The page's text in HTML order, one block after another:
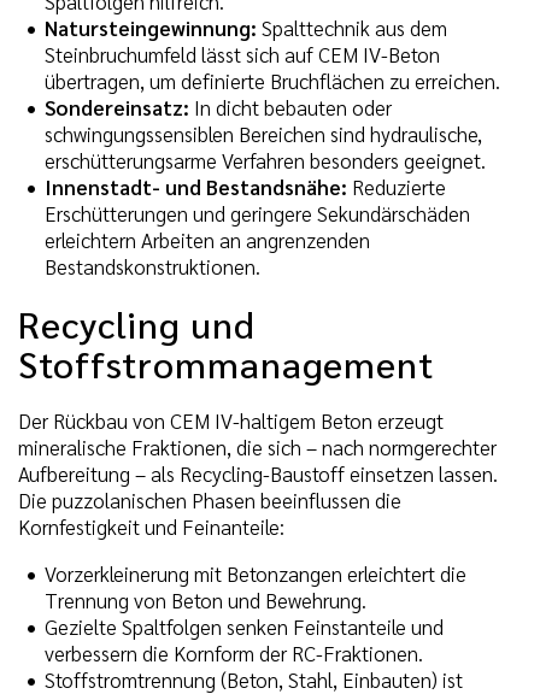
Natursteingewinnung: Spalttechnik aus dem
Steinbruchumfeld lässt sich auf CEM IV-Beton
übertragen, um definierte Bruchflächen zu erreichen.
Sondereinsatz: In dicht bebauten oder
schwingungssensiblen Bereichen sind hydraulische,
erschütterungsarme Verfahren besonders geeignet.
Innenstadt- und Bestandsnähe: Reduzierte
Erschütterungen und geringere Sekundärschäden
erleichtern Arbeiten an angrenzenden
Bestandskonstruktionen.
Recycling und
Stoffstrommanagement
Der Rückbau von CEM IV-haltigem Beton erzeugt
mineralische Fraktionen, die sich – nach normgerechter
Aufbereitung – als Recycling-Baustoff einsetzen lassen.
Die puzzolanischen Phasen beeinflussen die
Kornfestigkeit und Feinanteile:
Vorzerkleinerung mit Betonzangen erleichtert die
Trennung von Beton und Bewehrung.
Gezielte Spaltfolgen senken Feinstanteile und
verbessern die Kornform der RC-Fraktionen.
Stoffstromtrennung (Beton, Stahl, Einbauten) ist